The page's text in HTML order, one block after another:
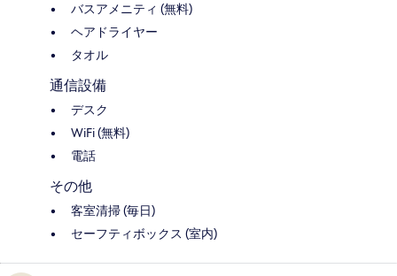
バスアメニティ (無料)
ヘアドライヤー
タオル
通信設備
デスク
WiFi (無料)
電話
その他
客室清掃 (毎日)
セーフティボックス (室内)